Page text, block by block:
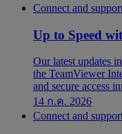
Connect and
Up to Speed
Our latest updates
the TeamViewer
and secure access
14 ก.ค. 2026
Connect and